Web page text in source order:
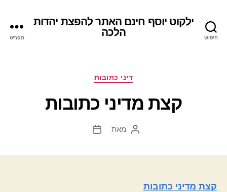
חיפוש
ילקוט יוסף חינם האתר להפצת יהדות
הלכה
תפריט
קטגוריות
דיני כתובות
קצת מדיני כתובות
המחבר
מאת
תאריך
קצת מדיני כתובות